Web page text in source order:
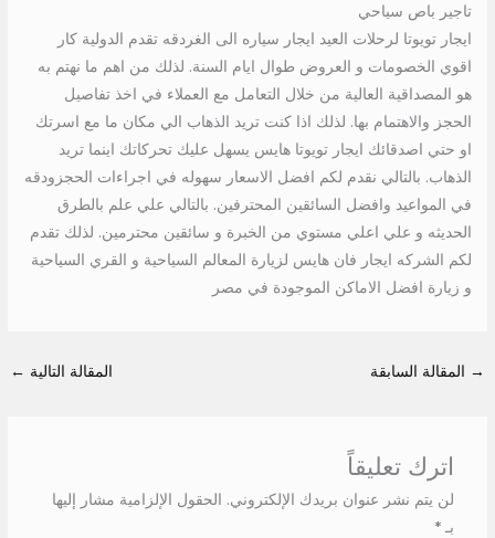
تاجير باص سياحي
ايجار تويوتا لرحلات العيد ايجار سياره الى الغردقه تقدم الدولية كار
اقوي الخصومات و العروض طوال ايام السنة. لذلك من اهم ما نهتم به
هو المصداقية العالية من خلال التعامل مع العملاء في اخذ تفاصيل
الحجز والاهتمام بها. لذلك اذا كنت تريد الذهاب الي مكان ما مع اسرتك
او حتي اصدقائك ايجار تويوتا هايس يسهل عليك تحركاتك اينما تريد
الذهاب. بالتالي نقدم لكم افضل الاسعار سهوله في اجراءات الحجزودقه
في المواعيد وافضل السائقين المحترفين. بالتالي علي علم بالطرق
الحديثه و علي اعلي مستوي من الخبرة و سائقين محترمين. لذلك تقدم
لكم الشركه ايجار فان هايس لزيارة المعالم السياحية و القري السياحية
و زيارة افضل الاماكن الموجودة في مصر
→ المقالة السابقة المقالة التالية ←
اترك تعليقاً
لن يتم نشر عنوان بريدك الإلكتروني. الحقول الإلزامية مشار إليها
بـ *